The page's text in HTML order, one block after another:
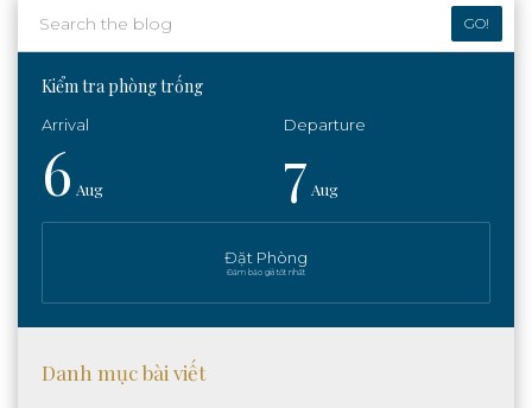
GO!
Kiểm tra phòng trống
6 Aug 7 Aug
Đặt Phòng
Đảm bảo giá tốt nhất
Danh mục bài viết